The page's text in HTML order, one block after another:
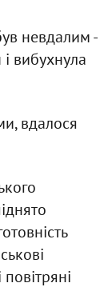
невдалим -
вибухнула
вдалося